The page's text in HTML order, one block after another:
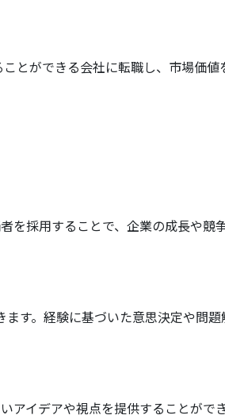
ができる会社に転職し、市場
採用することで、企業の成長や
。経験に基づいた意思決定
デアや視点を提供すること